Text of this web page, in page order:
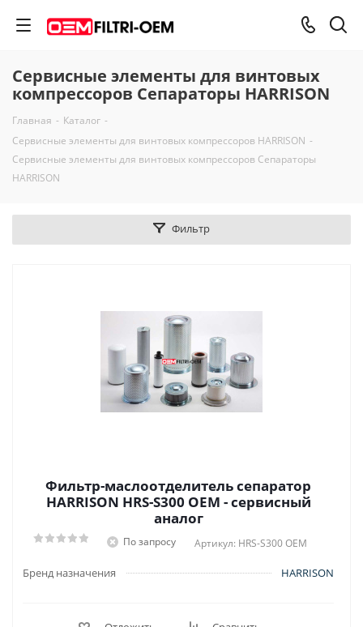
Сервисные элементы для винтовых
компрессоров Сепараторы HARRISON
Главная - Каталог -
Сервисные элементы для винтовых компрессоров HARRISON -
Сервисные элементы для винтовых компрессоров Сепараторы
HARRISON
Фильтр
Фильтр-маслоотделитель сепаратор
HARRISON HRS-S300 OEM - сервисный
аналог
По запросу Артикул: HRS-S300 OEM
Бренд назначения HARRISON